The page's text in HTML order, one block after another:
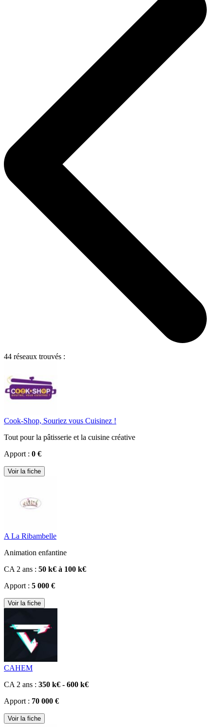
44 réseaux trouvés :
Cook-Shop, Souriez vous Cuisinez !
Tout pour la pâtisserie et la cuisine créative
Apport : 0 €
Voir la fiche
A La Ribambelle
Animation enfantine
CA 2 ans : 50 k€ à 100 k€
Apport : 5 000 €
Voir la fiche
CAHEM
CA 2 ans : 350 k€ - 600 k€
Apport : 70 000 €
Voir la fiche